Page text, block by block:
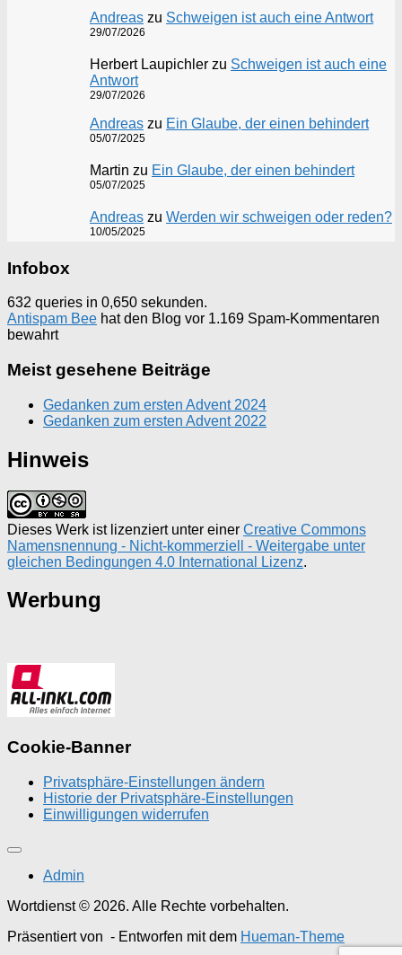
Andreas zu Schweigen ist auch eine Antwort
29/07/2026
Herbert Laupichler zu Schweigen ist auch eine
Antwort
29/07/2026
Andreas zu Ein Glaube, der einen behindert
05/07/2025
Martin zu Ein Glaube, der einen behindert
05/07/2025
Andreas zu Werden wir schweigen oder reden?
10/05/2025
Infobox
632 queries in 0,650 sekunden.
Antispam Bee hat den Blog vor 1.169 Spam-Kommentaren
bewahrt
Meist gesehene Beiträge
Gedanken zum ersten Advent 2024
Gedanken zum ersten Advent 2022
Hinweis
Dieses Werk ist lizenziert unter einer Creative Commons
Namensnennung - Nicht-kommerziell - Weitergabe unter
gleichen Bedingungen 4.0 International Lizenz.
Werbung
Cookie-Banner
Privatsphäre-Einstellungen ändern
Historie der Privatsphäre-Einstellungen
Einwilligungen widerrufen
Admin
Wortdienst © 2026. Alle Rechte vorbehalten.
Präsentiert von - Entworfen mit dem Hueman-Theme